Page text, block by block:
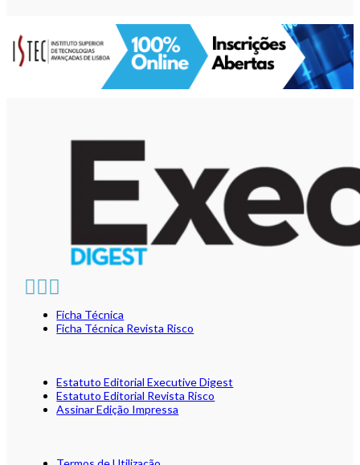
Ficha Técnica
Ficha Técnica Revista Risco
Estatuto Editorial Executive Digest
Estatuto Editorial Revista Risco
Assinar Edição Impressa